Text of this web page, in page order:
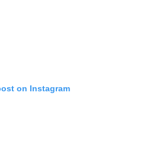
on Instagram